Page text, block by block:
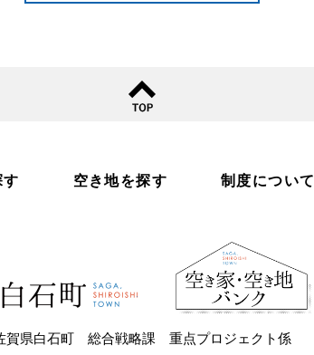
す 空き地を探す 制度について
白石町
賀県白石町 総合戦略課 重点プロジェクト係